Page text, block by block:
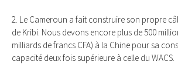
2. Le Cameroun a fait construire son propre
de Kribi. Nous devons encore plus de 500
milliards de francs CFA) à la Chine pour sa
capacité deux fois supérieure à celle du WACS.